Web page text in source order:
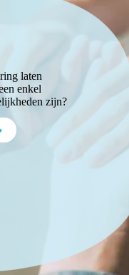
laten
enkel
zijn?